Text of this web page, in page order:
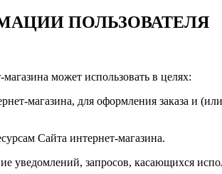
ПОЛЬЗОВАТЕЛЯ
может использовать в целях:
магазина, для оформления заказа и
Сайта интернет-магазина.
уведомлений, запросов, касающихся